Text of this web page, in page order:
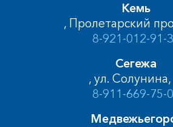
Кемь
, Пролетарский
8-921-012-91-
Сегежа
, ул. Солунина,
8-911-669-75-